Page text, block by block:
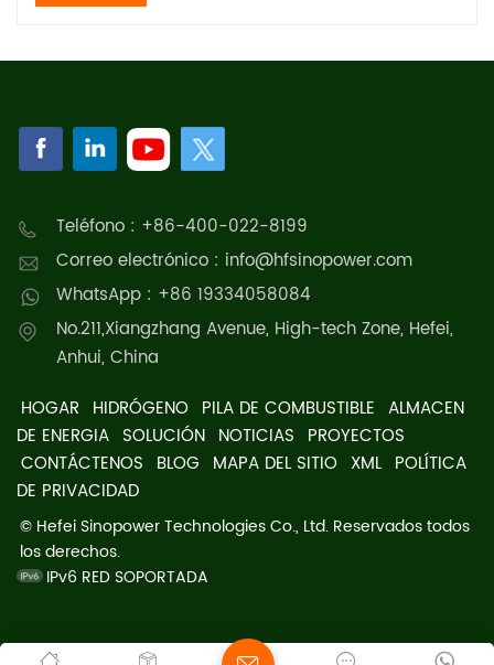
Teléfono : +86-400-022-8199
Correo electrónico : info@hfsinopower.com
WhatsApp : +86 19334058084
No.211,Xiangzhang Avenue, High-tech Zone, Hefei,
Anhui, China
HOGAR HIDRÓGENO PILA DE COMBUSTIBLE ALMACEN
DE ENERGIA SOLUCIÓN NOTICIAS PROYECTOS
CONTÁCTENOS BLOG MAPA DEL SITIO XML POLÍTICA
DE PRIVACIDAD
© Hefei Sinopower Technologies Co., Ltd. Reservados todos
los derechos.
IPv6 RED SOPORTADA